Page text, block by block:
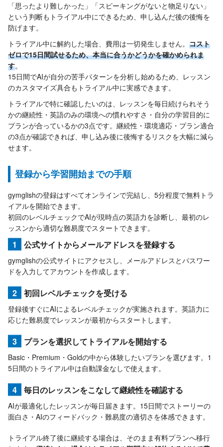
「思ったより難しかった」「スピーキングがないと物足りない」
という判断もトライアル中にできるため、申し込んだ後の後悔を
防げます。
トライアル中に解約した場合、費用は一切発生しません。 コスト
ゼロで15日間試せるため、本当に合うかどうかを確かめられま
す。
15日間でAIが自分の苦手パターンを分析し始めるため、レッスン
のカスタマイズ具合もトライアル中に実感できます。
トライアルで特に確認したいのは、レッスンを毎日続けられそう
かの継続性・英語のみの環境への慣れやすさ・自分の学習目的に
プランが合っているかの3点です。継続性・環境適応・プラン適合
の3点が確認できれば、申し込み後に後悔するリスクを大幅に減ら
せます。
登録から学習開始までの手順
gymglishの登録はすべてオンラインで完結し、5分程度で無料トラ
イアルを開始できます。
初回のレベルチェックでAIが現時点の英語力を診断し、最初のレ
ッスンから適切な難易度でスタートできます。
1 公式サイトからメールアドレスを登録する
gymglishの公式サイトにアクセスし、メールアドレスとパスワー
ドを入力してアカウントを作成します。
2 初回レベルチェックを受ける
登録後すぐにAIによるレベルチェックが実施されます。英語力に
応じた難易度でレッスンが最初からスタートします。
3 プランを選択してトライアルを開始する
Basic・Premium・Goldの中から体験したいプランを選びます。1
5日間のトライアル中は自動課金なしで使えます。
4 毎日のレッスンをこなして継続性を確認する
AIが最適化したレッスンが毎日届きます。15日間でストーリーの
面白さ・AIのフィードバック・難易度の適切さを体感できます。
トライアル終了後に継続する場合は、そのまま有料プランへ移行